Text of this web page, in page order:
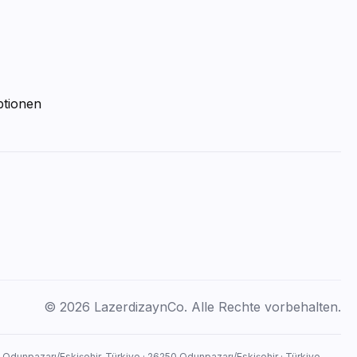
© 2026 LazerdizaynCo. Alle Rechte vorbehalten.